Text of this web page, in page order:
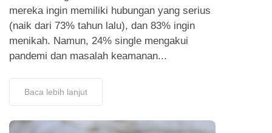
mereka ingin memiliki hubungan yang serius
(naik dari 73% tahun lalu), dan 83% ingin
menikah. Namun, 24% single mengakui
pandemi dan masalah keamanan...
Baca lebih lanjut